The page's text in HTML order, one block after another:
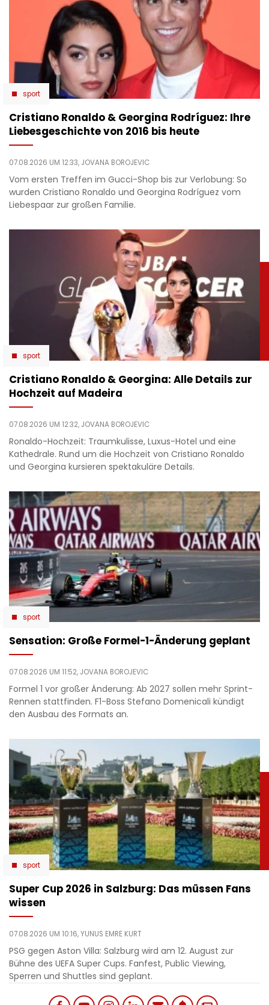
sport
Cristiano Ronaldo & Georgina Rodríguez: Ihre
Liebesgeschichte von 2016 bis heute
07.08.2026 UM 12:33, JOVANA BOROJEVIC
Vom ersten Treffen im Gucci-Shop bis zur Verlobung: So
wurden Cristiano Ronaldo und Georgina Rodríguez vom
Liebespaar zur großen Familie.
sport
Cristiano Ronaldo & Georgina: Alle Details zur
Hochzeit auf Madeira
07.08.2026 UM 12:32, JOVANA BOROJEVIC
Ronaldo-Hochzeit: Traumkulisse, Luxus-Hotel und eine
Kathedrale. Rund um die Hochzeit von Cristiano Ronaldo
und Georgina kursieren spektakuläre Details.
sport
Sensation: Große Formel-1-Änderung geplant
07.08.2026 UM 11:52, JOVANA BOROJEVIC
Formel 1 vor großer Änderung: Ab 2027 sollen mehr Sprint-
Rennen stattfinden. F1-Boss Stefano Domenicali kündigt
den Ausbau des Formats an.
sport
Super Cup 2026 in Salzburg: Das müssen Fans
wissen
07.08.2026 UM 10:16,YUNUS EMRE KURT
PSG gegen Aston Villa: Salzburg wird am 12. August zur
Bühne des UEFA Super Cups. Fanfest, Public Viewing,
Sperren und Shuttles sind geplant.